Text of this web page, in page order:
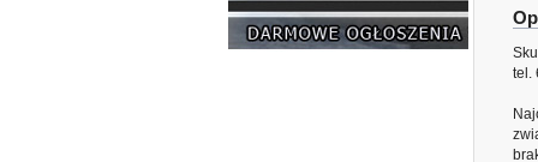
tel.